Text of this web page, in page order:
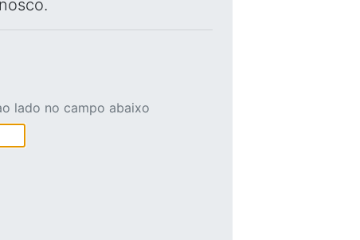
lado no campo abaixo